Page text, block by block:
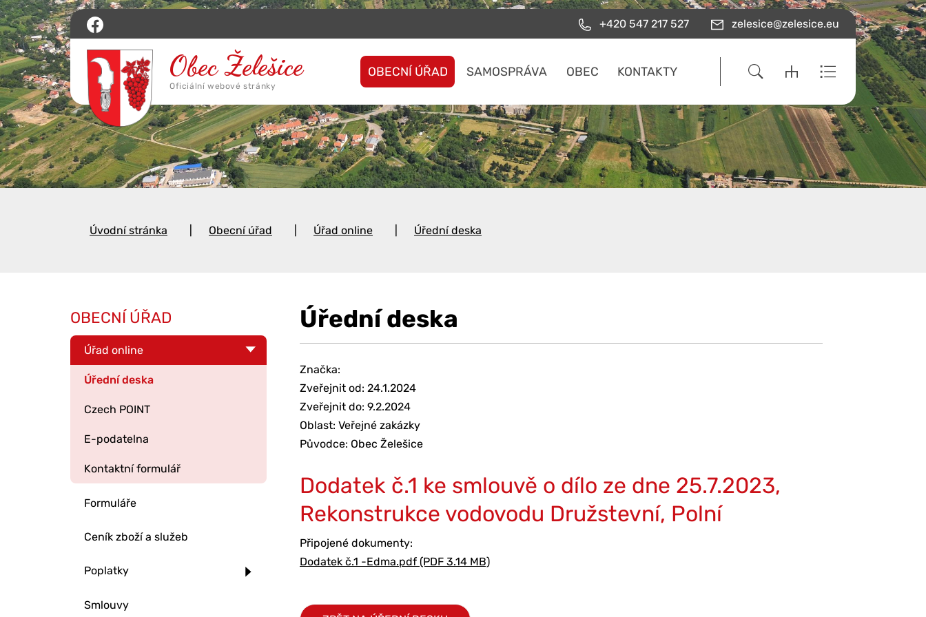
+420 547 217 527 zelesice@zelesice.eu
OBECNÍ ÚŘAD SAMOSPRÁVA OBEC KONTAKTY
Úvodní stránka Obecní úřad Úřad online Úřední deska
Úřední deska
Značka:
Zveřejnit od: 24.1.2024
Zveřejnit do: 9.2.2024
Oblast: Veřejné zakázky
Původce: Obec Želešice
Dodatek č.1 ke smlouvě o dílo ze dne 25.7.2023,
Rekonstrukce vodovodu Družstevní, Polní
Připojené dokumenty:
Dodatek č.1 -Edma.pdf (PDF 3.14 MB)
OBECNÍ ÚŘAD
Úřad online
Úřední deska
Czech POINT
E-podatelna
Kontaktní formulář
Formuláře
Ceník zboží a služeb
Poplatky
Smlouvy